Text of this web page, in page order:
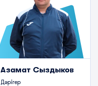
Азамат Сыздыков
Дәрігер